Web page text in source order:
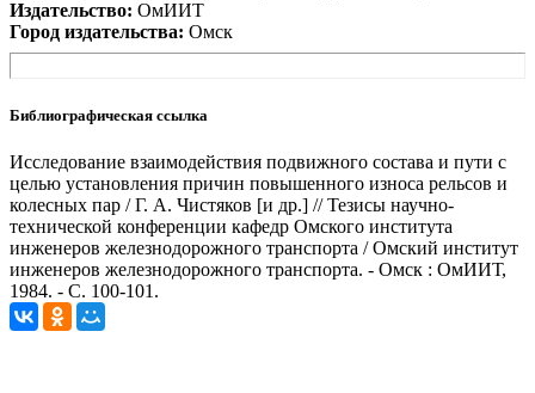
Издательство: ОмИИТ
Город издательства: Омск
Библиографическая ссылка
Исследование взаимодействия подвижного состава и пути с
целью установления причин повышенного износа рельсов и
колесных пар / Г. А. Чистяков [и др.] // Тезисы научно-
технической конференции кафедр Омского института
инженеров железнодорожного транспорта / Омский институт
инженеров железнодорожного транспорта. - Омск : ОмИИТ,
1984. - С. 100-101.